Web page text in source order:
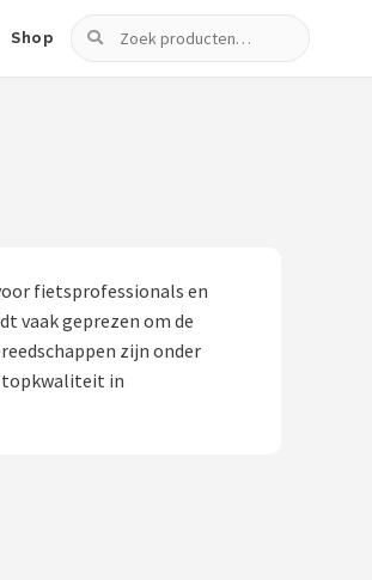
Shop
Zoeken
fietsprofessionals en
vaak geprezen om de
zijn onder
topkwaliteit in